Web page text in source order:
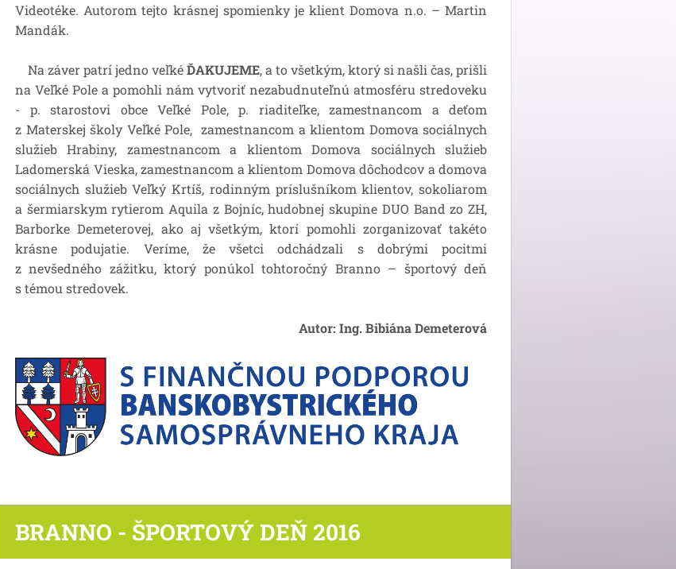
Videotéke. Autorom tejto krásnej spomienky je klient Domova n.o. – Martin
Mandák.
Na záver patrí jedno veľkéĎAKUJEME, a to všetkým, ktorý si našli čas, prišli
na Veľké Pole a pomohli nám vytvoriť nezabudnuteľnú atmosféru stredoveku
- p. starostovi obce Veľké Pole, p. riaditeľke, zamestnancom a deťom
z Materskej školy Veľké Pole, zamestnancom a klientom Domova sociálnych
služieb Hrabiny, zamestnancom a klientom Domova sociálnych služieb
Ladomerská Vieska, zamestnancom a klientom Domova dôchodcov a domova
sociálnych služieb Veľký Krtíš, rodinným príslušníkom klientov, sokoliarom
a šermiarskym rytierom Aquila z Bojníc, hudobnej skupine DUO Band zo ZH,
Barborke Demeterovej, ako aj všetkým, ktorí pomohli zorganizovať takéto
krásne podujatie. Veríme, že všetci odchádzali s dobrými pocitmi
z nevšedného zážitku, ktorý ponúkol tohtoročný Branno – športový deň
s témou stredovek.
Autor: Ing. Bibiána Demeterová
BRANNO - ŠPORTOVÝ DEŇ 2016